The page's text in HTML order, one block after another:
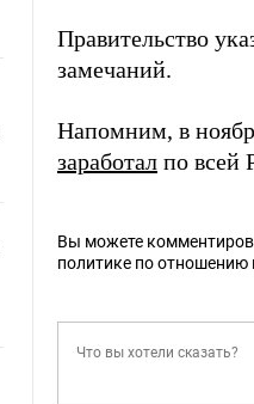
Правительство
замечаний.
Напомним, в
заработал по всей
Вы можете
политике по